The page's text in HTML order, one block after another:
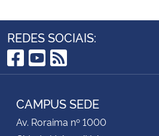
REDES SOCIAIS:
Facebook
YouTube
RSS
CAMPUS SEDE
Av. Roraima nº 1000